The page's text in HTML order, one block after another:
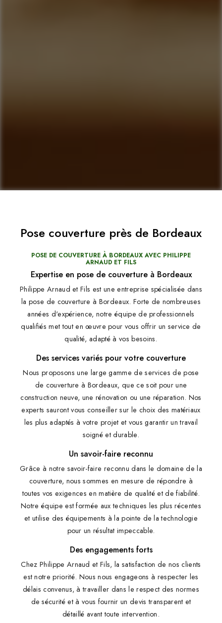
Pose couverture près de Bordeaux
POSE DE COUVERTURE À BORDEAUX AVEC PHILIPPE
ARNAUD ET FILS
Expertise en pose de couverture à Bordeaux
Philippe Arnaud et Fils est une entreprise spécialisée dans
la pose de couverture à Bordeaux. Forte de nombreuses
années d'expérience, notre équipe de professionnels
qualifiés met tout en œuvre pour vous offrir un service de
qualité, adapté à vos besoins.
Des services variés pour votre couverture
Nous proposons une large gamme de services de pose
de couverture à Bordeaux, que ce soit pour une
construction neuve, une rénovation ou une réparation. Nos
experts sauront vous conseiller sur le choix des matériaux
les plus adaptés à votre projet et vous garantir un travail
soigné et durable.
Un savoir-faire reconnu
Grâce à notre savoir-faire reconnu dans le domaine de la
couverture, nous sommes en mesure de répondre à
toutes vos exigences en matière de qualité et de fiabilité.
Notre équipe est formée aux techniques les plus récentes
et utilise des équipements à la pointe de la technologie
pour un résultat impeccable.
Des engagements forts
Chez Philippe Arnaud et Fils, la satisfaction de nos clients
est notre priorité. Nous nous engageons à respecter les
délais convenus, à travailler dans le respect des normes
de sécurité et à vous fournir un devis transparent et
détaillé avant toute intervention.